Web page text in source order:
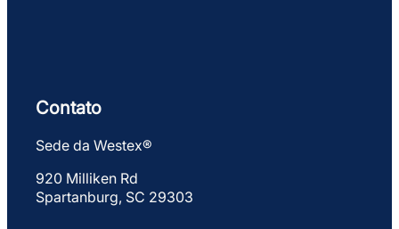
Contato
Sede da Westex®
920 Milliken Rd
Spartanburg, SC 29303